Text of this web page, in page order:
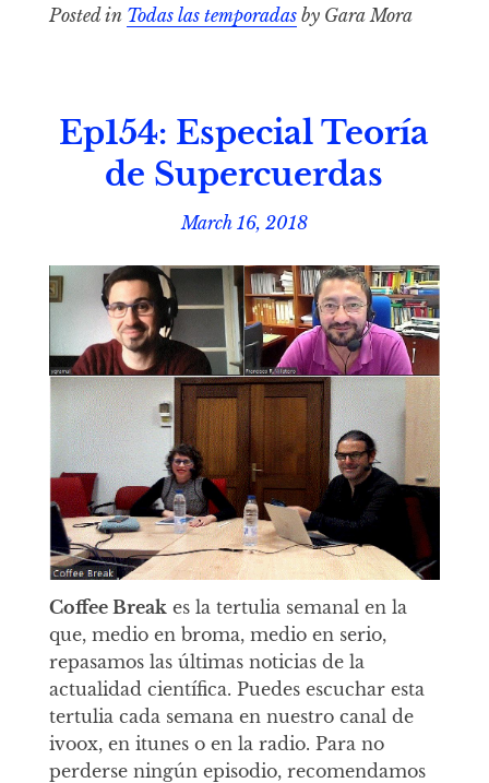
Posted in Todas las temporadasby Gara Mora
Ep154: Especial Teoría
de Supercuerdas
March 16, 2018
Coffee Break es la tertulia semanal en la
que, medio en broma, medio en serio,
repasamos las últimas noticias de la
actualidad científica. Puedes escuchar esta
tertulia cada semana en nuestro canal de
ivoox, en itunes o en la radio. Para no
perderse ningún episodio, recomendamos